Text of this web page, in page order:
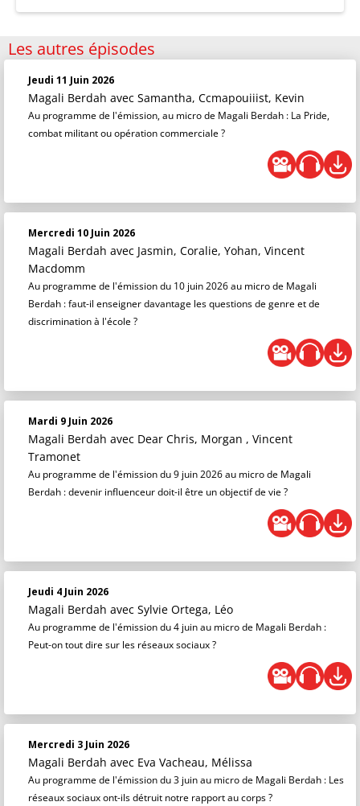
Les autres épisodes
Jeudi 11 Juin 2026
Magali Berdah avec Samantha, Ccmapouiiist, Kevin
Au programme de l'émission, au micro de Magali Berdah : La Pride,
combat militant ou opération commerciale ?
Mercredi 10 Juin 2026
Magali Berdah avec Jasmin, Coralie, Yohan, Vincent
Macdomm
Au programme de l'émission du 10 juin 2026 au micro de Magali
Berdah : faut-il enseigner davantage les questions de genre et de
discrimination à l'école ?
Mardi 9 Juin 2026
Magali Berdah avec Dear Chris, Morgan , Vincent
Tramonet
Au programme de l'émission du 9 juin 2026 au micro de Magali
Berdah : devenir influenceur doit-il être un objectif de vie ?
Jeudi 4 Juin 2026
Magali Berdah avec Sylvie Ortega, Léo
Au programme de l'émission du 4 juin au micro de Magali Berdah :
Peut-on tout dire sur les réseaux sociaux ?
Mercredi 3 Juin 2026
Magali Berdah avec Eva Vacheau, Mélissa
Au programme de l'émission du 3 juin au micro de Magali Berdah : Les
réseaux sociaux ont-ils détruit notre rapport au corps ?